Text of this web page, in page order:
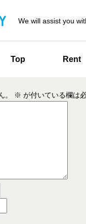
We will assist you
Top Rent
。 ※ が付いている欄は